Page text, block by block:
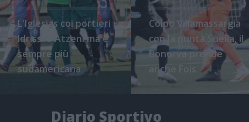
L'Iglesias coi portieri
Idrissi e Atzeni ma è
sempre più
sudamericana
Colpo Villamassargia
con la punta Suella, il
Bonorva prende
anche Fois
Diario Sportivo